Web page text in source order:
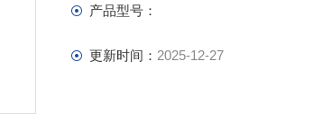
产品型号：
更新时间： 2025-12-27